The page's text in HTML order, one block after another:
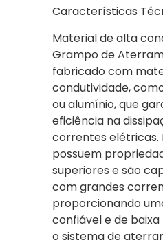
Características
Material de alta
Grampo de
fabricado com
condutividade,
ou alumínio, que
eficiência na
correntes elétricas.
possuem
superiores e são
com grandes
proporcionando
confiável e de
o sistema de